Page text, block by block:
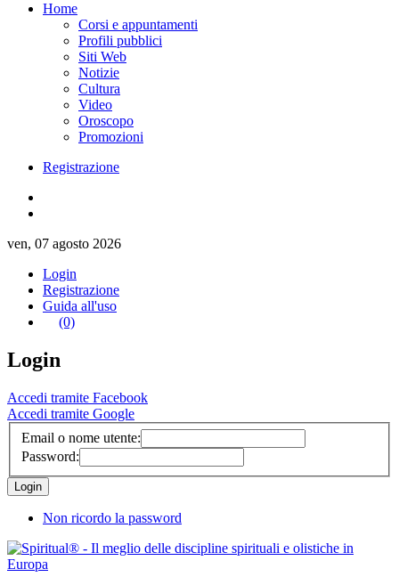
Home
Corsi e appuntamenti
Profili pubblici
Siti Web
Notizie
Cultura
Video
Oroscopo
Promozioni
Registrazione
ven, 07 agosto 2026
Login
Registrazione
Guida all'uso
(0)
Login
Accedi tramite Facebook
Accedi tramite Google
Email o nome utente:
Password:
Non ricordo la password